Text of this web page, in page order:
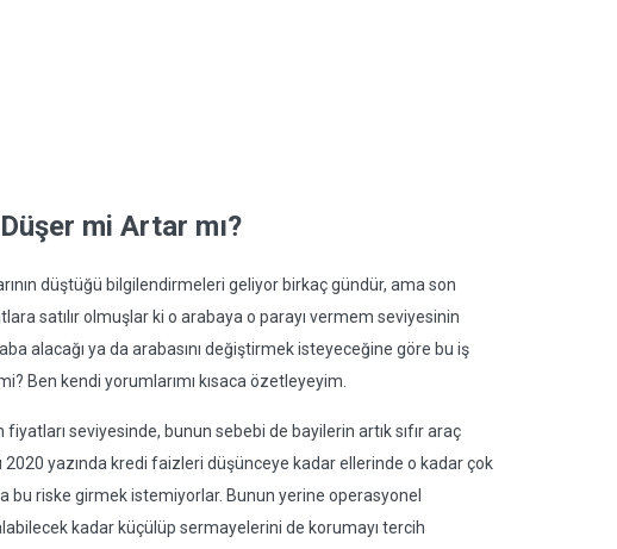
mi Artar mı?
düştüğü bilgilendirmeleri geliyor birkaç gündür, ama son
satılır olmuşlar ki o arabaya o parayı vermem seviyesinin
alacağı ya da arabasını değiştirmek isteyeceğine göre bu iş
Ben kendi yorumlarımı kısaca özetleyeyim.
seviyesinde, bunun sebebi de bayilerin artık sıfır araç
yazında kredi faizleri düşünceye kadar ellerinde o kadar çok
bu riske girmek istemiyorlar. Bunun yerine operasyonel
kadar küçülüp sermayelerini de korumayı tercih